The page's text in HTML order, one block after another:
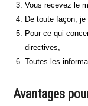
Vous recevez le
De toute façon,
Pour ce qui
directives,
Toutes les
Avantages